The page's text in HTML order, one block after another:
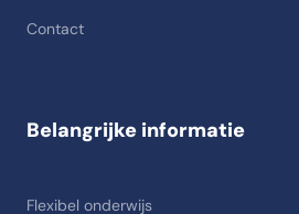
Contact
Belangrijke informatie
Flexibel onderwijs